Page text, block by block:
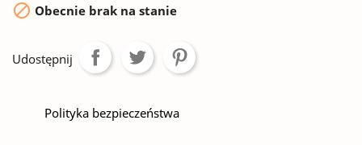
 Obecnie brak na stanie
Udostępnij
Polityka bezpieczeństwa